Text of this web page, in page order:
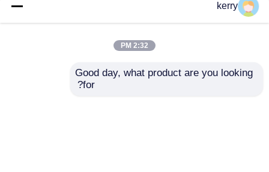
kerry
2:32 PM
Good day, what product are you looking
for?